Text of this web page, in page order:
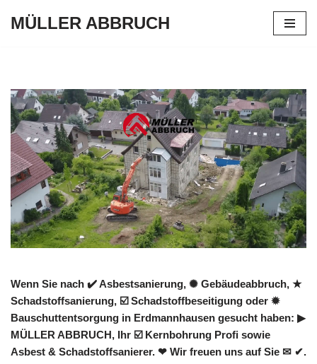
MÜLLER ABBRUCH
Wenn Sie nach ✔️ Asbestsanierung, ✺ Gebäudeabbruch, ★
Schadstoffsanierung, ☑️ Schadstoffbeseitigung oder ✹
Bauschuttentsorgung in Erdmannhausen gesucht haben: ▶︎
MÜLLER ABBRUCH, Ihr ☑️ Kernbohrung Profi sowie
Asbest & Schadstoffsanierer. ❤ Wir freuen uns auf Sie ✉ ✔.